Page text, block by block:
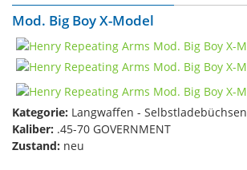
Mod. Big Boy X-Model
Kategorie: Langwaffen - Selbstladebüchsen
Kaliber: .45-70 GOVERNMENT
Zustand: neu